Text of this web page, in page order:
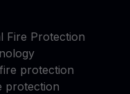
Fire Protection
protection
protection